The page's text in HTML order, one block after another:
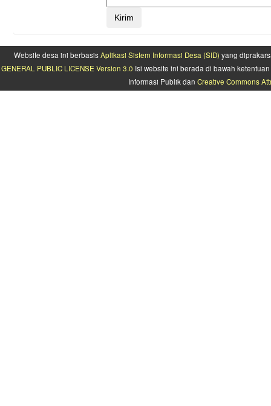
Website desa ini berbasisAplikasi Sistem Informasi Desa (SID) yang
GENERAL PUBLIC LICENSE Version 3.0 Isi website ini berada di bawah
Informasi Publik dan Creative Commons